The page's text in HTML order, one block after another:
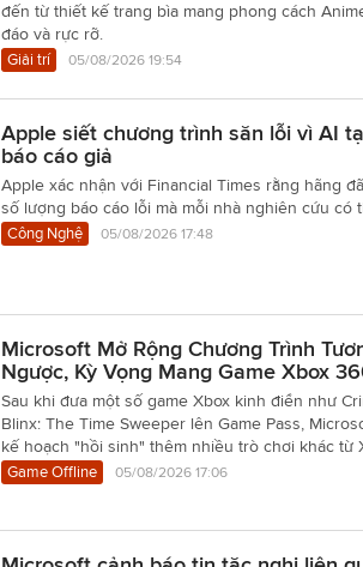
đến từ thiết kế trang bìa mang phong cách
đáo và rực rỡ.
Giải trí
05/08/2026 19:54
Apple siết chương trình săn lỗi vì AI
báo cáo giả
Apple xác nhận với Financial Times rằng hãng
số lượng báo cáo lỗi mà mỗi nhà nghiên cứu có
Công Nghệ
05/08/2026 17:48
Microsoft Mở Rộng Chương Trình
Ngược, Kỳ Vọng Mang Game Xbox
Sau khi đưa một số game Xbox kinh điển như
Blinx: The Time Sweeper lên Game Pass,
kế hoạch "hồi sinh" thêm nhiều trò chơi khác từ
Game Offline
05/08/2026 17:06